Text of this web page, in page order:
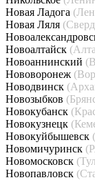
Новая Ладога
Новая Ляля
Новоалтайск
Новоаннинский
Нововоронеж
Новодвинск
Новозыбков
Новокубанск
Новокузнецк
Новокуйбышевск
Новомичуринск
Новомосковск
Новопавловск